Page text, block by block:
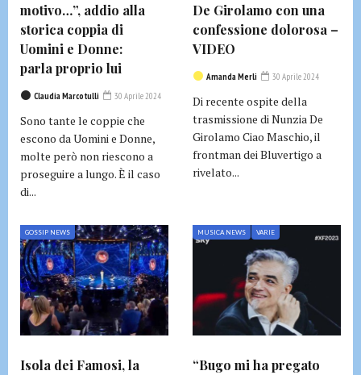
motivo…”, addio alla
storica coppia di
Uomini e Donne:
parla proprio lui
Claudia Marcotulli 30 Aprile 2024
Sono tante le coppie che
escono da Uomini e Donne,
molte però non riescono a
proseguire a lungo. È il caso
di...
De Girolamo con una
confessione dolorosa –
VIDEO
Amanda Merli 30 Aprile 2024
Di recente ospite della
trasmissione di Nunzia De
Girolamo Ciao Maschio, il
frontman dei Bluvertigo a
rivelato...
GOSSIP NEWS
Isola dei Famosi, la
MUSICA NEWS VARIE
“Bugo mi ha pregato